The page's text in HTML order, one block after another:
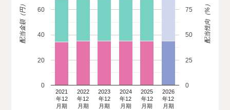
2021
年12
月期
2022
年12
月期
2023
年12
月期
2024
年12
月期
2025
年12
月期
2026
年12
月期
0
20
40
60
0
25
50
75
配当金額（円） 配当性向（%）